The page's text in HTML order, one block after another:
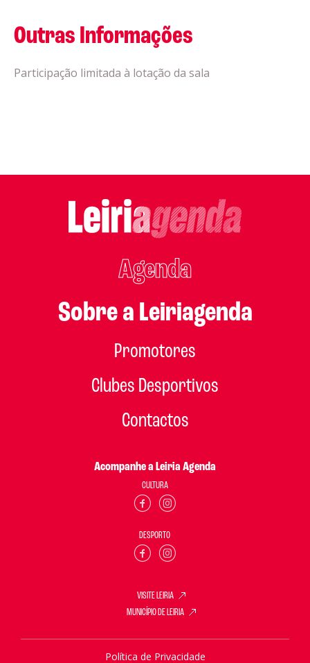
Outras Informações
Participação limitada à lotação da sala
Agenda
Sobre a Leiriagenda
Promotores
Clubes Desportivos
Contactos
Acompanhe a Leiria Agenda
CULTURA
DESPORTO
VISITE LEIRIA
MUNICÍPIO DE LEIRIA
Política de Privacidade